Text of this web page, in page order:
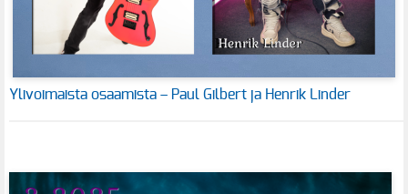
Ylivoimaista osaamista – Paul Gilbert ja Henrik Linder